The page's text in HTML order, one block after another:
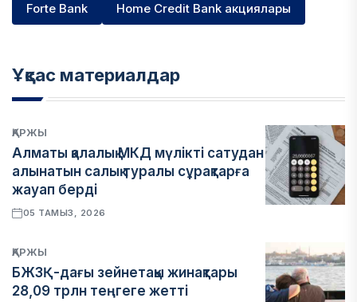
Forte Bank Home Credit Bank акциялары
Ұқсас материалдар
ҚАРЖЫ
Алматы қалалық МКД мүлікті сатудан
алынатын салық туралы сұрақтарға
жауап берді
05 ТАМЫЗ, 2026
ҚАРЖЫ
БЖЗҚ-дағы зейнетақы жинақтары
28,09 трлн теңгеге жетті